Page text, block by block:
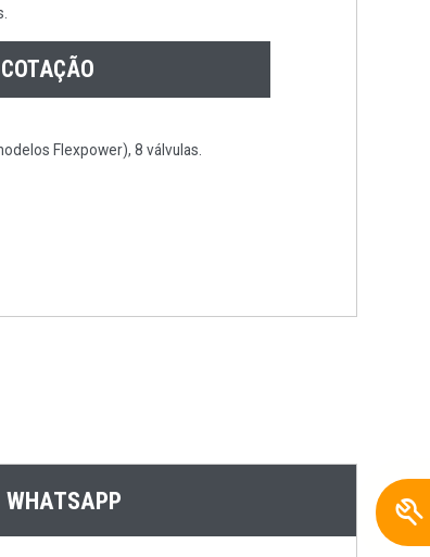
Flexpower), 8 válvulas.
WHATSAPP